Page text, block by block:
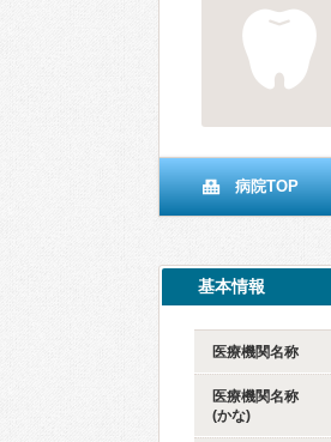
病院TOP
基本情報
医療機関名称
医療機関名称
(かな)